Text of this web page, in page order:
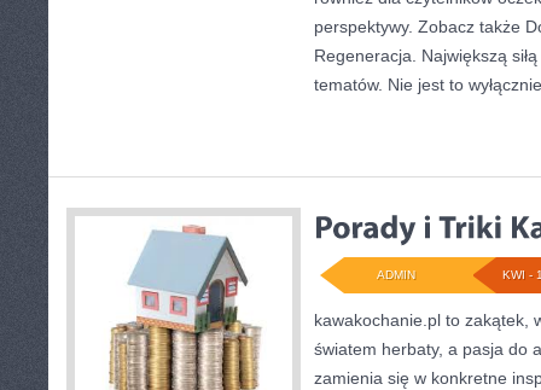
perspektywy. Zobacz także
Regeneracja. Największą
tematów. Nie jest to
KWI -
ADMIN
kawakochanie.pl to zakątek,
światem herbaty, a pasja do
zamienia się w konkretne